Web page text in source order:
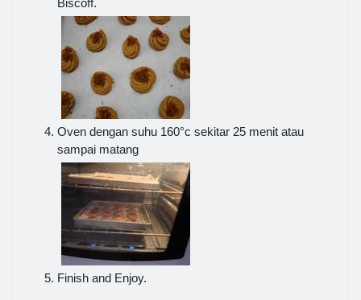
Oven dengan suhu 160°c sekitar 25 menit atau
sampai matang
Finish and Enjoy.